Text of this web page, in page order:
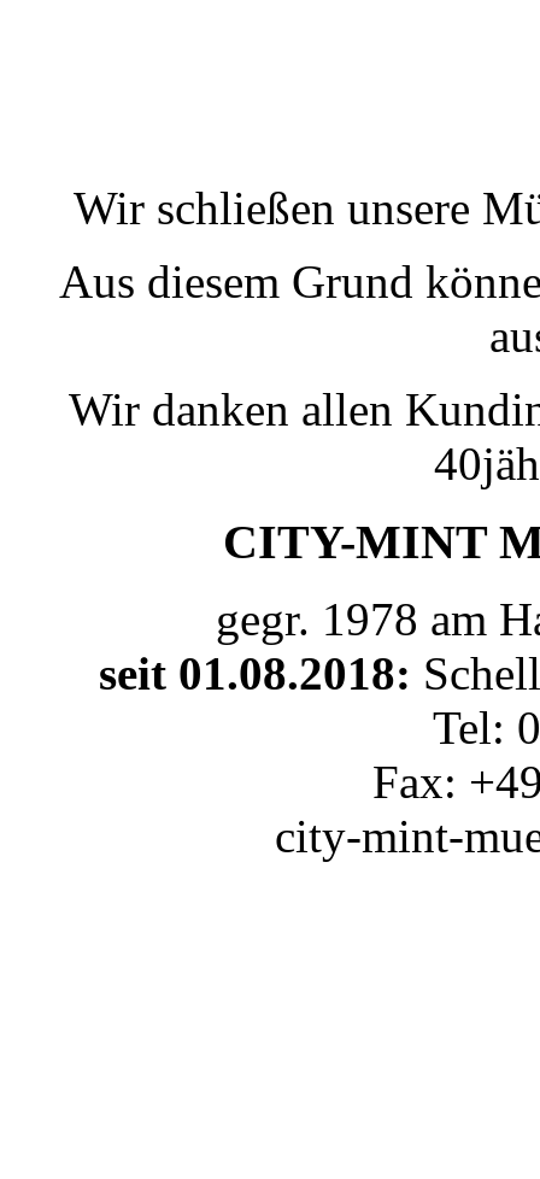
Wir schließen unsere
Aus diesem Grund
Wir danken allen
CITY-MINT
gegr. 1978 am
seit 01.08.2018:
Tel:
Fax:
city-mint-